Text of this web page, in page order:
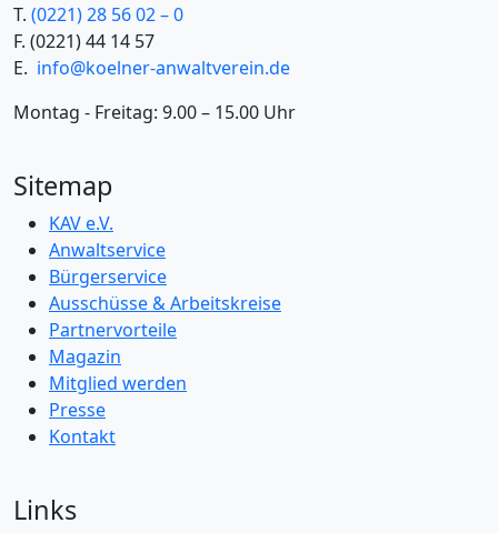
T. (0221) 28 56 02 – 0
F. (0221) 44 14 57
E. info@koelner-anwaltverein.de
Montag - Freitag: 9.00 – 15.00 Uhr
Sitemap
KAV e.V.
Anwaltservice
Bürgerservice
Ausschüsse & Arbeitskreise
Partnervorteile
Magazin
Mitglied werden
Presse
Kontakt
Links